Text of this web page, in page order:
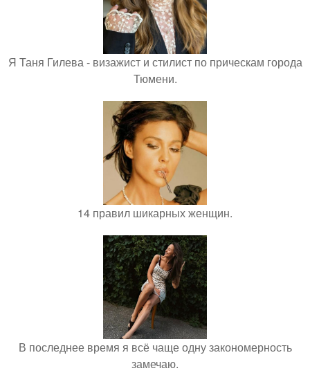
Я Таня Гилева - визажист и стилист по прическам города
Тюмени.
14 правил шикарных женщин.
В последнее время я всё чаще одну закономерность
замечаю.